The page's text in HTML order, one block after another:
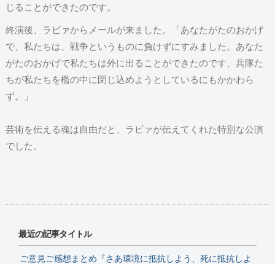
じることができたのです。
終演後、ラビァからメールが来ました。「あなたがたのおかげ
で、私たちは、戦争というものに負けずにすみました。あなた
がたのおかげで私たちは外に出ることができたのです、兵隊た
ちが私たちを檻の中に閉じ込めようとしているにもかかわら
ず。」
芸術を伝える魂は自由だと、ラビァが伝えてくれた特別な公演
でした。
最近の記事タイトル
ご意見ご感想まとめ『さあ環境に抵抗しよう、死に抵抗しよ